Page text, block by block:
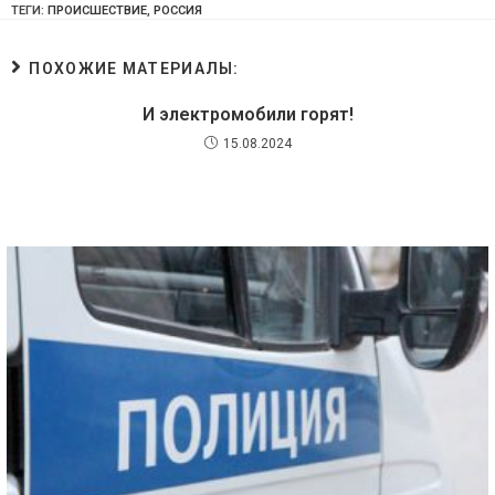
ТЕГИ: ПРОИСШЕСТВИЕ, РОССИЯ
ПОХОЖИЕ МАТЕРИАЛЫ:
И электромобили горят!
15.08.2024